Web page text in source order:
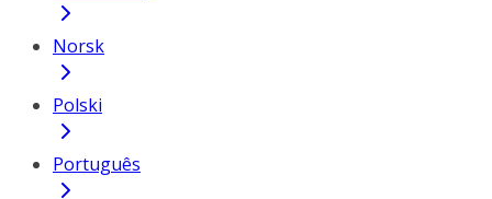
Norsk
Polski
Português